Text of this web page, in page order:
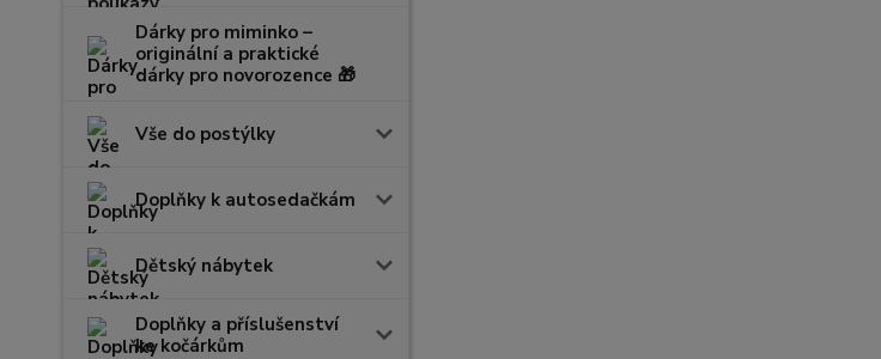
Dárky pro miminko –
originální a praktické
dárky pro novorozence 🎁
Vše do postýlky
Doplňky k autosedačkám
Dětský nábytek
Doplňky a příslušenství
ke kočárkům